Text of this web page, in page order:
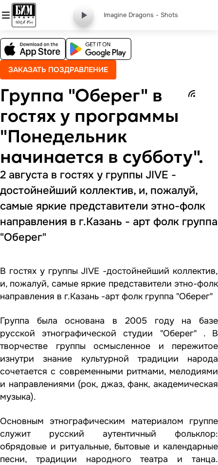
Imagine Dragons - Shots
ЗАКАЗАТЬ ПОЗДРАВЛЕНИЕ
Группа "Оберег" в
гостях у программы
"Понедельник
начинается в субботу".
2 августа в гостях у группы JIVE -
достойнейший коллектив, и, пожалуй,
самые яркие представители этно-фолк
направления в г.Казань - арт фолк группа
"Оберег"
В гостях у группы JIVE -достойнейший коллектив,
и, пожалуй, самые яркие представители этно-фолк
направления в г.Казань -арт фолк группа "Оберег"
Группа была основана в 2005 году на базе
русской этнографической студии "Оберег" . В
творчестве группы осмысленное и пережитое
изнутри знание культурной традиции народа
сочетается с современными ритмами, мелодиями
и направлениями (рок, джаз, фанк, академическая
музыка).
Основным этнографическим материалом группе
служит русский аутентичный фольклор:
обрядовые и ритуальные, бытовые и календарные
песни, традиции народного театра и танца.